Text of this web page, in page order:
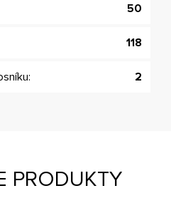
50
118
2
PRODUKTY